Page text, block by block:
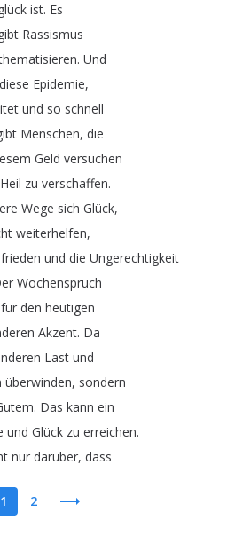
ist. Es
Rassismus
. Und
diese Epidemie,
und so schnell
Menschen, die
Geld versuchen
Heil zu verschaffen.
Wege sich Glück,
weiterhelfen,
und die Ungerechtigkeit
Wochenspruch
für den heutigen
Akzent. Da
Last und
überwinden, sondern
. Das kann ein
und Glück zu erreichen.
nur darüber, dass
1 2